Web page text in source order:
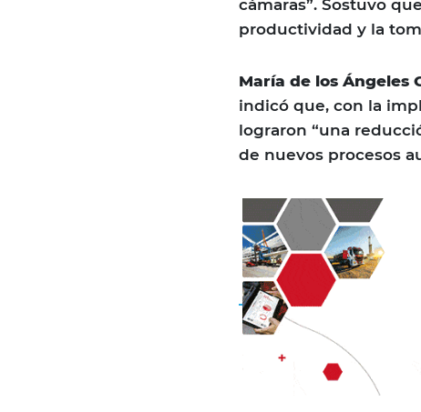
cámaras”. Sostuvo
productividad y la
María de los Ángeles
indicó que, con la
lograron “una
de nuevos procesos